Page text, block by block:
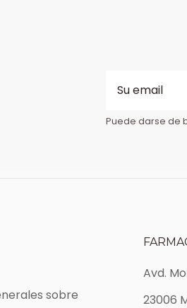
Puede darse de
sobre
Avd.
23006